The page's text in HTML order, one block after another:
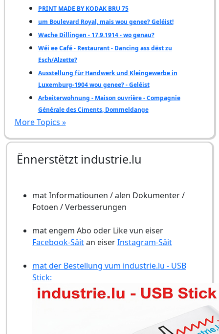
PRINT MADE BY KODAK BRU 75
um Boulevard Royal, mais wou genee? Geléist!
Wache Dillingen - 17.9.1914 - wo genau?
Wéi ee Café - Restaurant - Dancing ass dëst zu
Esch/Alzette?
Ausstellung für Handwerk und Kleingewerbe in
Luxemburg-1904 wou genee? - Geléist
Arbeiterwohnung - Maison ouvrière - Compagnie
Générale des Ciments, Dommeldange
More Topics »
Ënnerstëtzt industrie.lu
mat Informatiounen / alen Dokumenter /
Fotoen / Verbesserungen
mat engem Abo oder Like vun eiser
Facebook-Säitan eiserInstagram-Säit
mat der Bestellung vum industrie.lu - USB
Stick: